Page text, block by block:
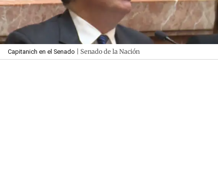
Capitanich en el Senado | Senado de la Nación